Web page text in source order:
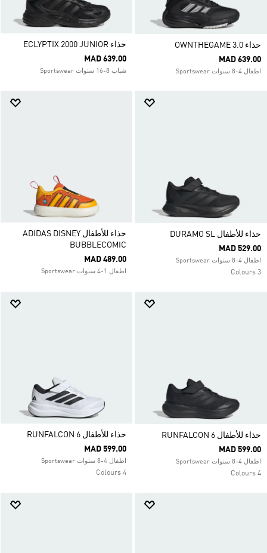
حذاء OWNTHEGAME 3.0
MAD 639.00
اطفال 4-8 سنوات Sportswear
حذاء ECLYPTIX 2000 JUNIOR
MAD 639.00
شباب 8-16 سنوات Sportswear
حذاء للأطفال DURAMO SL
MAD 529.00
اطفال 4-8 سنوات Sportswear
3 Colours
حذاء للأطفال ADIDAS DISNEY
BUBBLECOMIC
MAD 489.00
اطفال 1-4 سنوات Sportswear
حذاء للأطفال RUNFALCON 6
MAD 599.00
اطفال 4-8 سنوات Sportswear
4 Colours
حذاء للأطفال RUNFALCON 6
MAD 599.00
اطفال 4-8 سنوات Sportswear
4 Colours